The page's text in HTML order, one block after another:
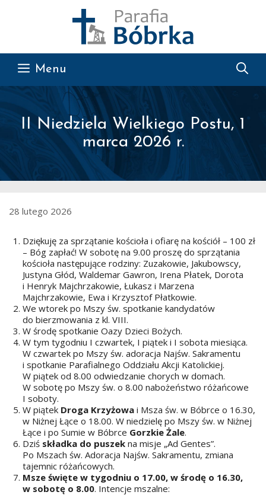
Menu
II Niedziela Wielkiego Postu, 1
marca 2026 r.
28 lutego 2026
Dziękuję za sprzątanie kościoła i ofiarę na kościół – 100 zł
– Bóg zapłać! W sobotę na 9.00 proszę do sprzątania
kościoła następujące rodziny: Zuzakowie, Jakubowscy,
Justyna Głód, Waldemar Gawron, Irena Płatek, Dorota
i Henryk Majchrzakowie, Łukasz i Marzena
Majchrzakowie, Ewa i Krzysztof Płatkowie.
We wtorek po Mszy św. spotkanie kandydatów
do bierzmowania z kl. VIII.
W środę spotkanie Oazy Dzieci Bożych.
W tym tygodniu I czwartek, I piątek i I sobota miesiąca.
W czwartek po Mszy św. adoracja Najśw. Sakramentu
i spotkanie Parafialnego Oddziału Akcji Katolickiej.
W piątek od 8.00 odwiedzanie chorych w domach.
W sobotę po Mszy św. o 8.00 nabożeństwo różańcowe
I soboty.
W piątek Droga Krzyżowai Msza św. w Bóbrce o 16.30,
w Niżnej Łące o 18.00. W niedzielę po Mszy św. w Niżnej
Łące i po Sumie w Bóbrce Gorzkie Żale.
Dziś składka do puszekna misje „Ad Gentes”.
Po Mszach św. Adoracja Najśw. Sakramentu, zmiana
tajemnic różańcowych.
Msze święte w tygodniu o 17.00, w środę o 16.30,
w sobotę o 8.00. Intencje mszalne: